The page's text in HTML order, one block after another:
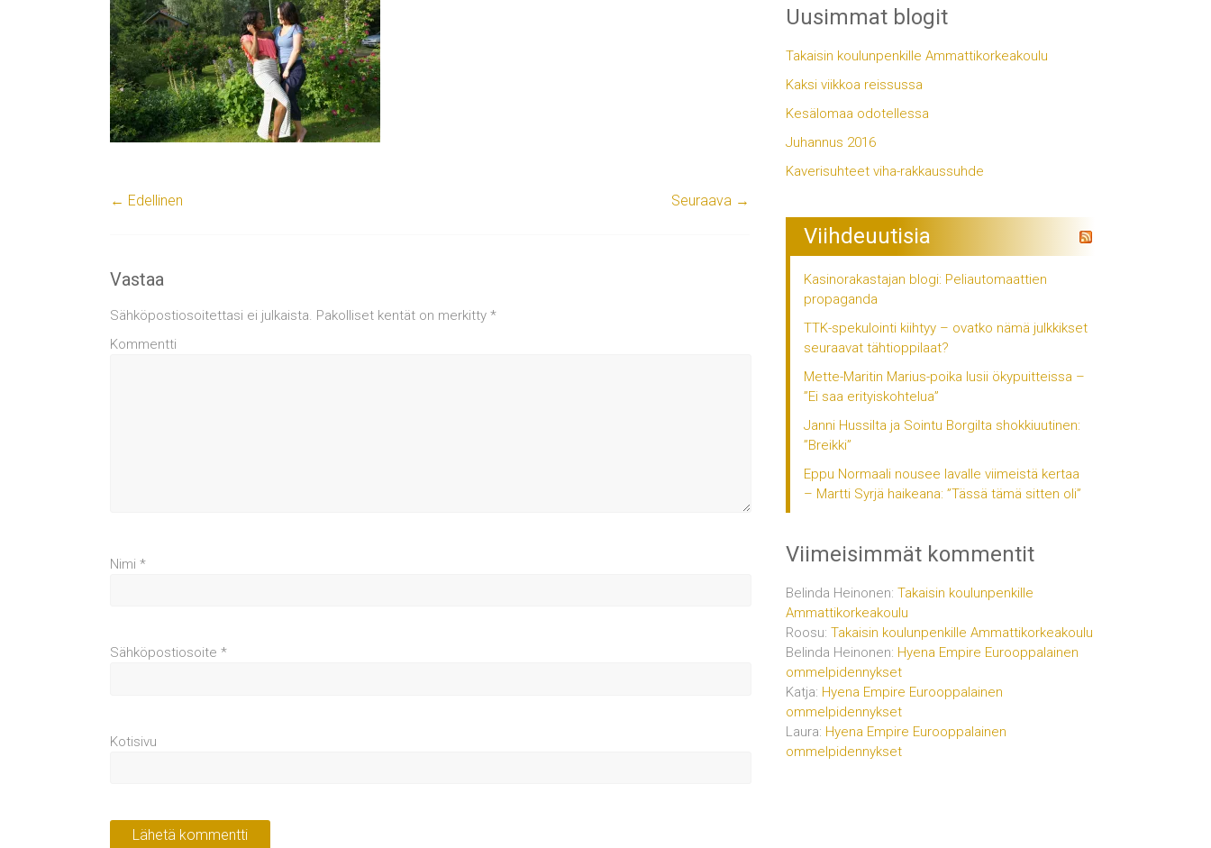
← Edellinen Seuraava →
Vastaa
Sähköpostiosoitettasi ei julkaista. Pakolliset kentät on merkitty *
Kommentti
Nimi *
Sähköpostiosoite *
Kotisivu
Uusimmat blogit
Takaisin koulunpenkille Ammattikorkeakoulu
Kaksi viikkoa reissussa
Kesälomaa odotellessa
Juhannus 2016
Kaverisuhteet viha-rakkaussuhde
Viihdeuutisia
Kasinorakastajan blogi: Peliautomaattien
propaganda
TTK-spekulointi kiihtyy – ovatko nämä julkkikset
seuraavat tähtioppilaat?
Mette-Maritin Marius-poika lusii ökypuitteissa –
”Ei saa erityiskohtelua”
Janni Hussilta ja Sointu Borgilta shokkiuutinen:
”Breikki”
Eppu Normaali nousee lavalle viimeistä kertaa
– Martti Syrjä haikeana: ”Tässä tämä sitten oli”
Viimeisimmät kommentit
Belinda Heinonen: Takaisin koulunpenkille
Ammattikorkeakoulu
Roosu: Takaisin koulunpenkille Ammattikorkeakoulu
Belinda Heinonen: Hyena Empire Eurooppalainen
ommelpidennykset
Katja: Hyena Empire Eurooppalainen
ommelpidennykset
Laura: Hyena Empire Eurooppalainen
ommelpidennykset